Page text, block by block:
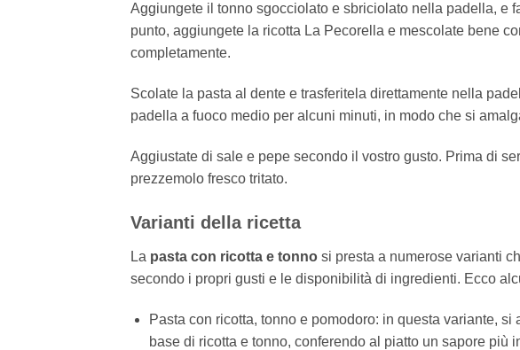
Aggiungete il tonno sgocciolato e sbriciolato nella padella, e
punto, aggiungete la ricotta La Pecorella e mescolate bene
completamente.
Scolate la pasta al dente e trasferitela direttamente nella
padella a fuoco medio per alcuni minuti, in modo che si
Aggiustate di sale e pepe secondo il vostro gusto. Prima di
prezzemolo fresco tritato.
Varianti della ricetta
La pasta con ricotta e tonno si presta a numerose varianti
secondo i propri gusti e le disponibilità di ingredienti. Ecco
Pasta con ricotta, tonno e pomodoro: in questa variante,
base di ricotta e tonno, conferendo al piatto un sapore più